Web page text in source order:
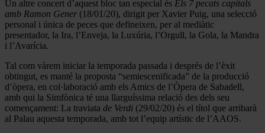
Un altre concert d’aquest bloc tan especial és Els 7 pecats capitals
amb Ramon Gener (18/01/20), dirigit per Xavier Puig, una selecció
personal i única de peces que defineixen, per al mediàtic
presentador, la Ira, l’Enveja, la Luxúria, l’Orgull, la Gola, la Mandra
i l’Avarícia.
Tal com vàrem iniciar la temporada passada i després de l’èxit
obtingut, es manté la proposta “semiescenificada” de la producció
d’òpera, en col·laboració amb els Amics de l’Òpera de Sabadell,
amb qui la Simfònica té una llarguíssima relació des dels seu
començament: La traviata de Verdi (29/02/20) és el títol que arribarà
al Palau aquesta temporada, amb tot l’equip artístic de l’AAOS.